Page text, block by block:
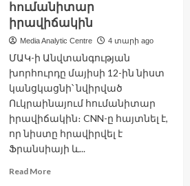
փոխքաղաքապետի
գլխավորած
պատվիրակությունը
Լիոնում
էր
հումանիտար
իրավիճակին
Media Analytic Centre 4 տարի ago
ՄԱԿ-ի Անվտանգության
խորհուրդը մայիսի 12-ին նիստ
կանցկացնի՝ նվիրված
Ուկրաինայում հումանիտար
իրավիճակին։ CNN-ը հայտնել է,
որ նիստը հրավիրվել է
Ֆրանսիայի և...
Read MoreRead